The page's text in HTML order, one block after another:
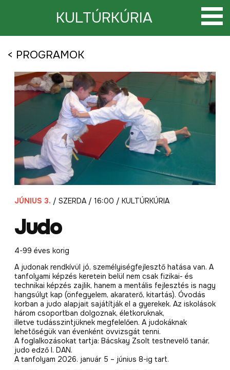
KULTÚRKÚRIA
< PROGRAMOK
JÚNIUS 3. / SZERDA / 16:00 / KULTÚRKÚRIA
Judo
4-99 éves korig
A judonak rendkívül jó, személyiségfejlesztő hatása van. A
tanfolyami képzés keretein belül nem csak fizikai- és
technikai képzés zajlik, hanem a mentális fejlesztés is nagy
hangsúlyt kap (önfegyelem, akaraterő, kitartás). Óvodás
korban a judo alapjait sajátítják el a gyerekek. Az iskolások
három csoportban dolgoznak, életkoruknak,
illetve tudásszintjüknek megfelelően. A judokáknak
lehetőségük van évenként övvizsgát tenni.
A foglalkozásokat tartja: Bácskay Zsolt testnevelő tanár,
judo edző I. DAN.
A tanfolyam 2026. január 5 – június 8-ig tart.